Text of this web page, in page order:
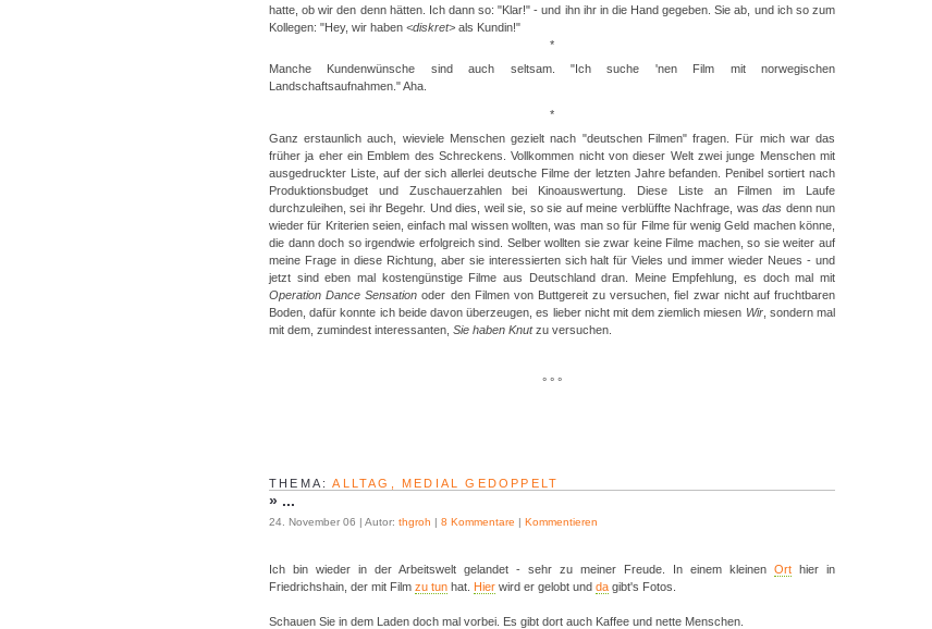
hatte, ob wir den denn hätten. Ich dann so: "Klar!" - und ihn ihr in die Hand gegeben. Sie ab, und ich so zum
Kollegen: "Hey, wir haben <diskret> als Kundin!"
*
Manche Kundenwünsche sind auch seltsam. "Ich suche 'nen Film mit norwegischen
Landschaftsaufnahmen." Aha.
*
Ganz erstaunlich auch, wieviele Menschen gezielt nach "deutschen Filmen" fragen. Für mich war das
früher ja eher ein Emblem des Schreckens. Vollkommen nicht von dieser Welt zwei junge Menschen mit
ausgedruckter Liste, auf der sich allerlei deutsche Filme der letzten Jahre befanden. Penibel sortiert nach
Produktionsbudget und Zuschauerzahlen bei Kinoauswertung. Diese Liste an Filmen im Laufe
durchzuleihen, sei ihr Begehr. Und dies, weil sie, so sie auf meine verblüffte Nachfrage, wasdas denn nun
wieder für Kriterien seien, einfach mal wissen wollten, was man so für Filme für wenig Geld machen könne,
die dann doch so irgendwie erfolgreich sind. Selber wollten sie zwar keine Filme machen, so sie weiter auf
meine Frage in diese Richtung, aber sie interessierten sich halt für Vieles und immer wieder Neues - und
jetzt sind eben mal kostengünstige Filme aus Deutschland dran. Meine Empfehlung, es doch mal mit
Operation Dance Sensation oder den Filmen von Buttgereit zu versuchen, fiel zwar nicht auf fruchtbaren
Boden, dafür konnte ich beide davon überzeugen, es lieber nicht mit dem ziemlich miesen Wir, sondern mal
mit dem, zumindest interessanten, Sie haben Knutzu versuchen.
° ° °
THEMA:ALLTAG, MEDIAL GEDOPPELT
» ...
24. November 06 | Autor: thgroh | 8 Kommentare | Kommentieren
Ich bin wieder in der Arbeitswelt gelandet - sehr zu meiner Freude. In einem kleinen Ort hier in
Friedrichshain, der mit Film zu tun hat. Hier wird er gelobt und da gibt's Fotos.
Schauen Sie in dem Laden doch mal vorbei. Es gibt dort auch Kaffee und nette Menschen.